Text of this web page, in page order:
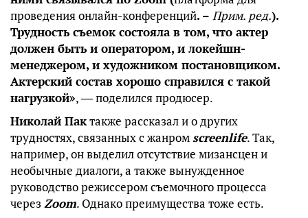
проведения онлайн-конференций. – Прим. ред.).
Трудность съемок состояла в том, что актер
должен быть и оператором, и локейшн-
менеджером, и художником постановщиком.
Актерский состав хорошо справился с такой
нагрузкой», ― поделился продюсер.
Николай Пактакже рассказал и о других
трудностях, связанных с жанромscreenlife. Так,
например, он выделил отсутствие мизансцен и
необычные диалоги, а также вынужденное
руководство режиссером съемочного процесса
через Zoom. Однако преимущества тоже есть.